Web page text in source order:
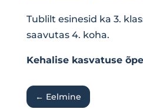
Tublilt esinesid ka 3.
saavutas 4. koha.
Kehalise kasvatuse
← Eelmine